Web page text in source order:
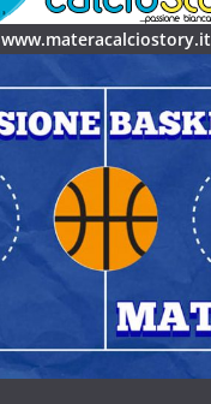
www.materacalciostory.it